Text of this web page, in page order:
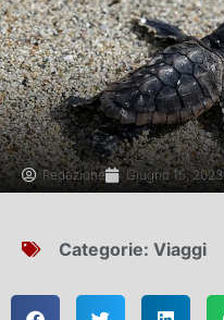
Redazione Giugno 15, 2023
Categorie: Viaggi